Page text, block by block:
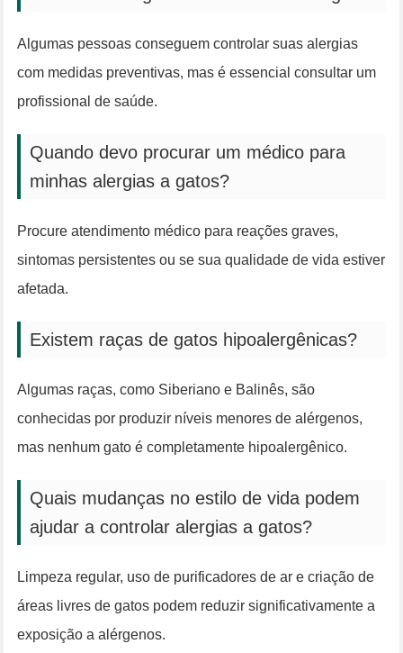
Algumas pessoas conseguem controlar suas alergias
com medidas preventivas, mas é essencial consultar um
profissional de saúde.
Quando devo procurar um médico para
minhas alergias a gatos?
Procure atendimento médico para reações graves,
sintomas persistentes ou se sua qualidade de vida estiver
afetada.
Existem raças de gatos hipoalergênicas?
Algumas raças, como Siberiano e Balinês, são
conhecidas por produzir níveis menores de alérgenos,
mas nenhum gato é completamente hipoalergênico.
Quais mudanças no estilo de vida podem
ajudar a controlar alergias a gatos?
Limpeza regular, uso de purificadores de ar e criação de
áreas livres de gatos podem reduzir significativamente a
exposição a alérgenos.